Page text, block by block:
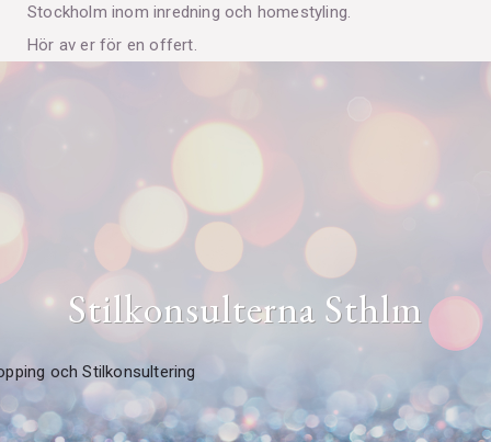
Stockholm inom inredning och homestyling.
Hör av er för en offert.
Stilkonsulterna Sthlm
och Stilkonsultering